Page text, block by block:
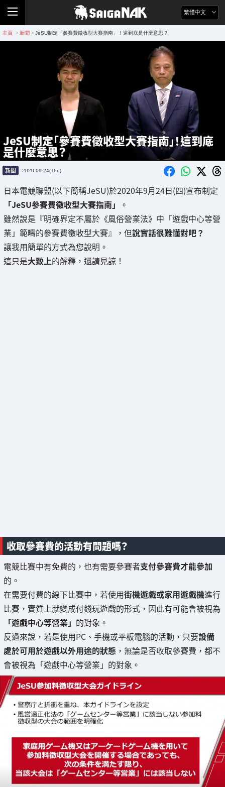
繁體中文
主頁 > 新聞 > JeSU制定「參賽費徵收型大賽指南」！這到底是什麼意思？
JeSU制定「參賽費徵收型大賽指南」！這到底
是什麼意思？
新聞 2020.09.24(Thu)
日本電競聯盟(以下簡稱JeSU)於2020年9月24日(四)宣布制定
「JeSU參賽費徵收型大賽指南」
。
雖然說是『明確界定不屬於《風俗營業法》中「遊戲中心等營
業」範疇的參賽費徵收型大賽』，但說實話很難懂對吧？
讓我用簡單的方式為您說明。
這只是大致上的解釋，還請見諒！
收取參賽費的活動有問題嗎？
電競比賽中有免費的，也有需要參賽者支付參賽費才能參加
的。
在需要付費的線下比賽中，若使用街機遊戲或家用遊戲機進行
比賽，實質上就變成付錢玩遊戲的形式，因此有可能會被視為
「遊戲中心等營業」 的對象。
反過來說，若是使用PC、手機或平板電腦的活動，只要設備
處於可用於遊戲以外用途的狀態 ，無論是否收取參賽費，都不
會被視為「遊戲中心等營業」的對象。